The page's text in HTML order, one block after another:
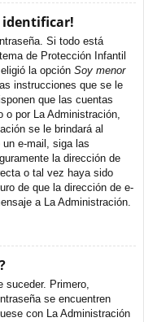
identificar!
Si todo está
de Protección Infantil
la opción Soy menor
instrucciones que se le
que las cuentas
o por La Administración,
se le brindará al
e-mail, siga las
la dirección de
o tal vez haya sido
de que la dirección de e-
a La Administración.
Primero,
se encuentren
con La Administración